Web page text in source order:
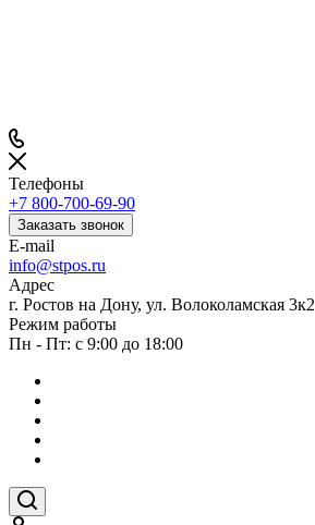
Телефоны
+7 800-700-69-90
Заказать звонок
E-mail
info@stpos.ru
Адрес
г. Ростов на Дону, ул. Волоколамская 3к2
Режим работы
Пн - Пт: с 9:00 до 18:00